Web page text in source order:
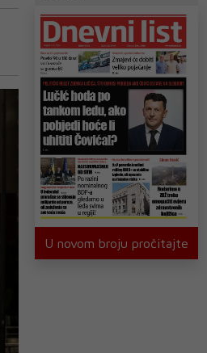
U novom broju pročitajte